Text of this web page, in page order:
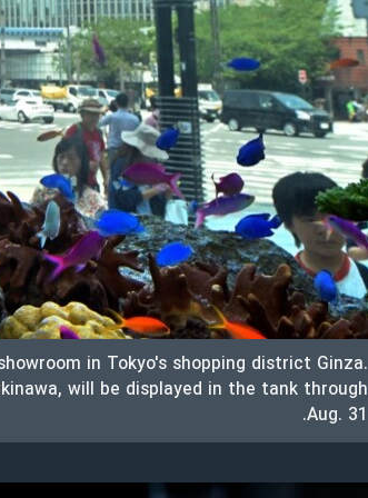
in Tokyo's shopping district Ginza.
will be displayed in the tank through
Aug. 31.